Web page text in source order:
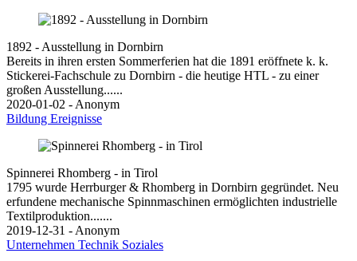
1892 - Ausstellung in Dornbirn
Bereits in ihren ersten Sommerferien hat die 1891 eröffnete k. k.
Stickerei-Fachschule zu Dornbirn - die heutige HTL - zu einer
großen Ausstellung......
2020-01-02 - Anonym
Bildung Ereignisse
Spinnerei Rhomberg - in Tirol
1795 wurde Herrburger & Rhomberg in Dornbirn gegründet. Neu
erfundene mechanische Spinnmaschinen ermöglichten industrielle
Textilproduktion.......
2019-12-31 - Anonym
Unternehmen Technik Soziales